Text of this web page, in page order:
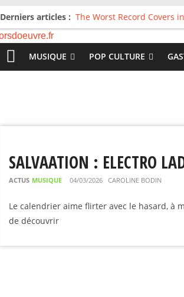
Derniers articles : The Worst Record Covers
Avril 2026 : C’est dans les
Salvaation : Electro
For The First Time, Again
Radio HDO #54 : Just be
MUSIQUE POP CULTURE
SALVAATION : ELECTRO
ACTUS MUSIQUE 04/03/2026 CAROLINE BODIN
Le calendrier aime flirter avec le hasard, à
de découvrir